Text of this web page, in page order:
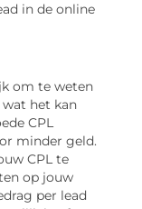
in de online
om te weten
wat het kan
CPL
minder geld.
CPL te
op jouw
per lead